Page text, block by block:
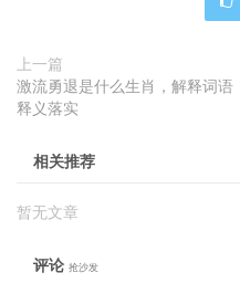
上一篇
激流勇退是什么生肖，解释词语
释义落实
相关推荐
暂无文章
评论 抢沙发